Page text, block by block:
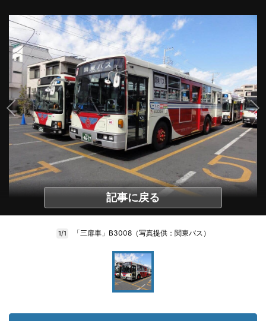
記事に戻る
1/1 「三扉車」B3008（写真提供：関東バス）